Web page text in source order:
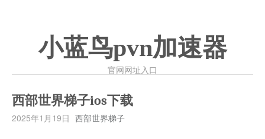
小蓝鸟pvn加速器
官网网址入口
西部世界梯子ios下载
2025年1月19日 西部世界梯子